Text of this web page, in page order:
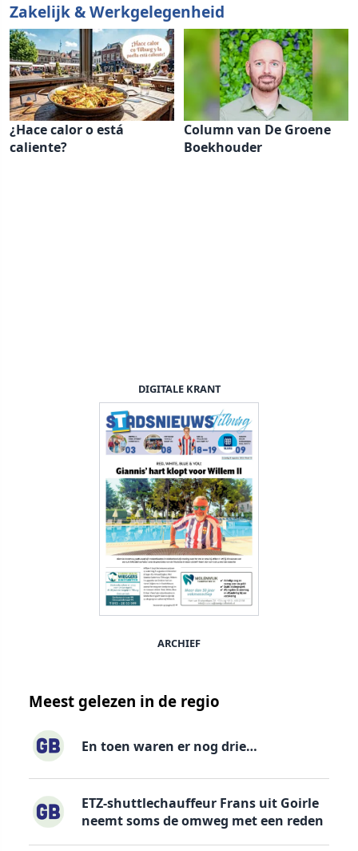
Zakelijk & Werkgelegenheid
¿Hace calor o está
caliente?
Column van De Groene
Boekhouder
DIGITALE KRANT
ARCHIEF
Meest gelezen in de regio
En toen waren er nog drie…
ETZ-shuttlechauffeur Frans uit Goirle
neemt soms de omweg met een reden